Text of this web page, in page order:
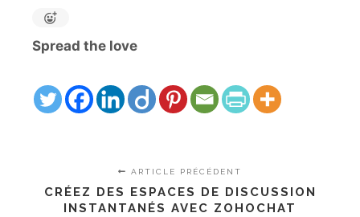
Spread the love
ARTICLE PRÉCÉDENT
CRÉEZ DES ESPACES DE DISCUSSION
INSTANTANÉS AVEC ZOHOCHAT